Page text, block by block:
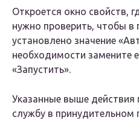
Откроется окно свойств,
нужно проверить, чтобы в
установлено значение
необходимости замените
«Запустить».
Указанные выше действия
службу в принудительном